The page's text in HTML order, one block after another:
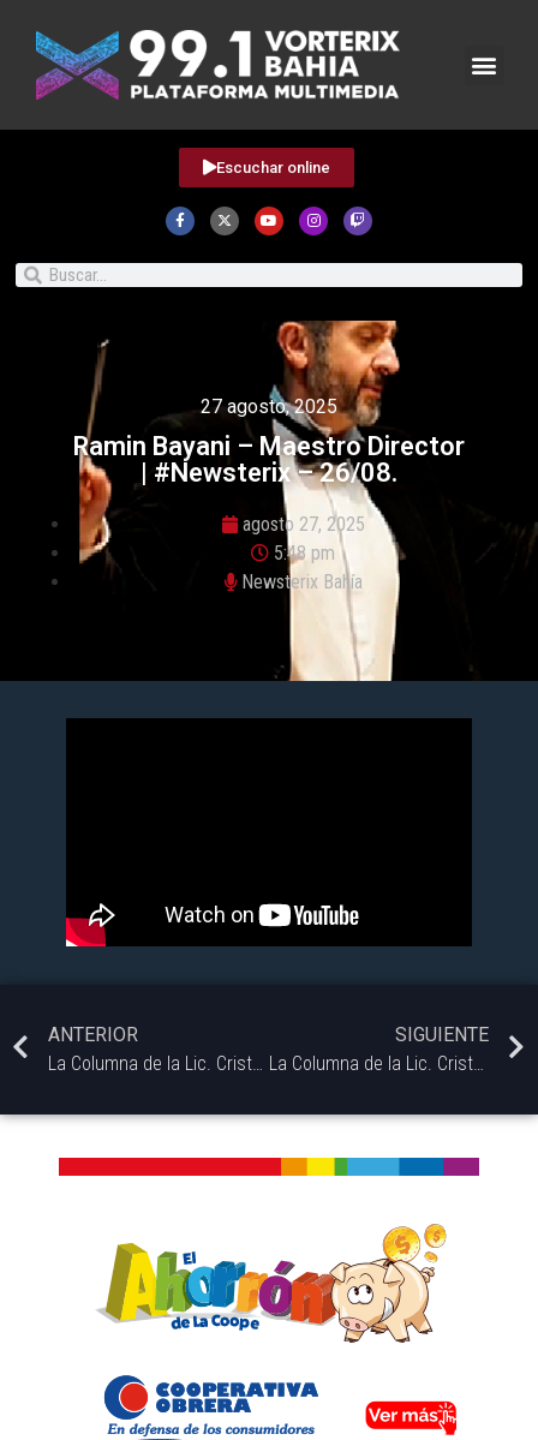
Escuchar online
27 agosto, 2025
Ramin Bayani – Maestro Director
| #Newsterix – 26/08.
agosto 27, 2025
5:48 pm
Newsterix Bahía
ANTERIOR
SIGUIENTE
La Columna de la Lic. Cristel Fabris – Newsterix.